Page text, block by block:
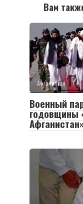
Вам
Афганистан
Военный
годовщины